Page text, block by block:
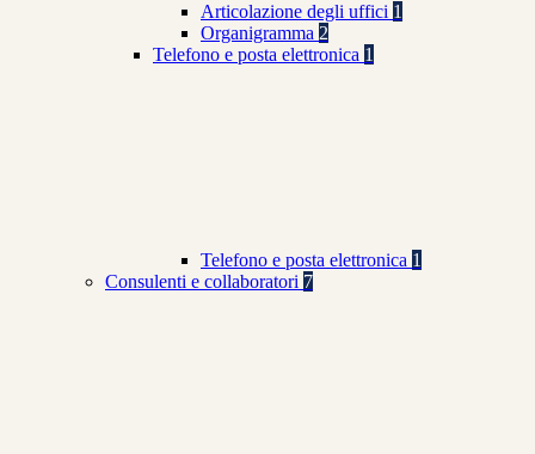
Articolazione degli uffici 1
Organigramma 2
Telefono e posta elettronica 1
Telefono e posta elettronica 1
Consulenti e collaboratori 7